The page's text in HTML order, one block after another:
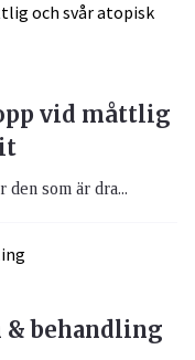
vid måttlig
som är dra...
& behandling